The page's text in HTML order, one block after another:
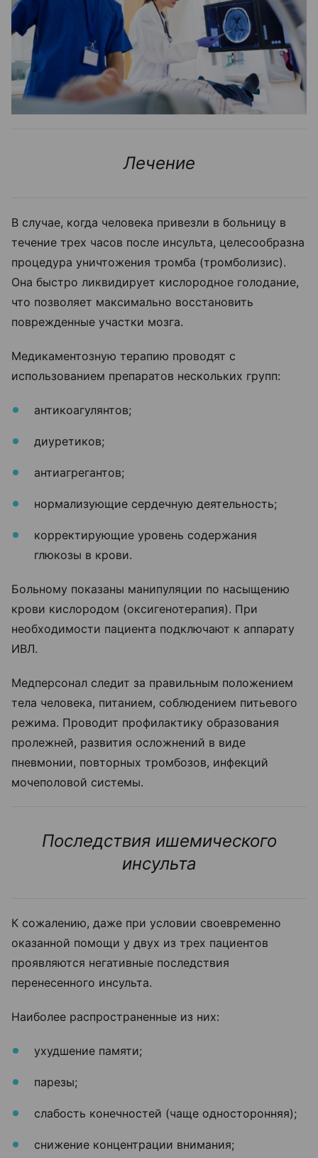
Лечение
В случае, когда человека привезли в больницу в
течение трех часов после инсульта, целесообразна
процедура уничтожения тромба (тромболизис).
Она быстро ликвидирует кислородное голодание,
что позволяет максимально восстановить
поврежденные участки мозга.
Медикаментозную терапию проводят с
использованием препаратов нескольких групп:
антикоагулянтов;
диуретиков;
антиагрегантов;
нормализующие сердечную деятельность;
корректирующие уровень содержания
глюкозы в крови.
Больному показаны манипуляции по насыщению
крови кислородом (оксигенотерапия). При
необходимости пациента подключают к аппарату
ИВЛ.
Медперсонал следит за правильным положением
тела человека, питанием, соблюдением питьевого
режима. Проводит профилактику образования
пролежней, развития осложнений в виде
пневмонии, повторных тромбозов, инфекций
мочеполовой системы.
Последствия ишемического
инсульта
К сожалению, даже при условии своевременно
оказанной помощи у двух из трех пациентов
проявляются негативные последствия
перенесенного инсульта.
Наиболее распространенные из них:
ухудшение памяти;
парезы;
слабость конечностей (чаще односторонняя);
снижение концентрации внимания;